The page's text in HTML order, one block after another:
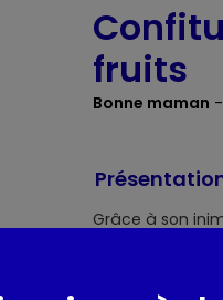
fruits
Bonne maman -
Grâce à son
simplement.